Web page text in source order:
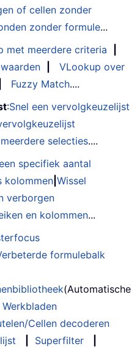
of cellen zonder
zonder formule...
met meerdere criteria
VLookup over
Fuzzy Match....
:Snel een vervolgkeuzelijst
selecties....
specifiek aantal
kolommen Wissel
verborgen
en kolommen...
formulebalk
(Automatische
Werkbladen
Cellen decoderen
Superfilter